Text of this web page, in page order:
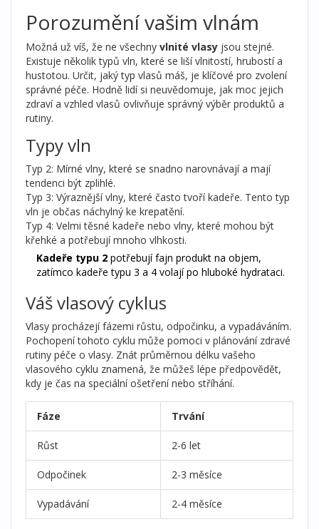
Porozumění vašim vlnám
Možná už víš, že ne všechny vlnité vlasy jsou stejné.
Existuje několik typů vln, které se liší vlnitostí, hrubostí a
hustotou. Určit, jaký typ vlasů máš, je klíčové pro zvolení
správné péče. Hodně lidí si neuvědomuje, jak moc jejich
zdraví a vzhled vlasů ovlivňuje správný výběr produktů a
rutiny.
Typy vln
Typ 2: Mírné vlny, které se snadno narovnávají a mají
tendenci být zplihlé.
Typ 3: Výraznější vlny, které často tvoří kadeře. Tento typ
vln je občas náchylný ke krepatění.
Typ 4: Velmi těsné kadeře nebo vlny, které mohou být
křehké a potřebují mnoho vlhkosti.
Kadeře typu 2 potřebují fajn produkt na objem,
zatímco kadeře typu 3 a 4 volají po hluboké hydrataci.
Váš vlasový cyklus
Vlasy procházejí fázemi růstu, odpočinku, a vypadáváním.
Pochopení tohoto cyklu může pomoci v plánování zdravé
rutiny péče o vlasy. Znát průměrnou délku vašeho
vlasového cyklu znamená, že můžeš lépe předpovědět,
kdy je čas na speciální ošetření nebo stříhání.
Fáze Trvání
Růst 2-6 let
Odpočinek 2-3 měsíce
Vypadávání 2-4 měsíce